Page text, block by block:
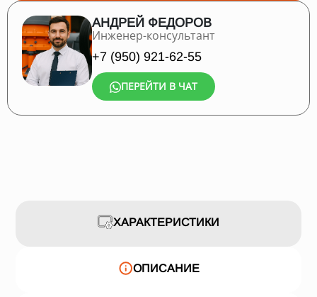
АНДРЕЙ ФЕДОРОВ
Инженер-консультант
+7 (950) 921-62-55
ПЕРЕЙТИ В ЧАТ
ХАРАКТЕРИСТИКИ
ОПИСАНИЕ